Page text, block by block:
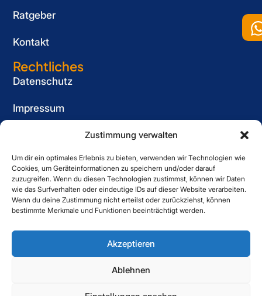
Zustimmung verwalten
Um dir ein optimales Erlebnis zu bieten, verwenden wir Technologien wie
Cookies, um Geräteinformationen zu speichern und/oder darauf
zuzugreifen. Wenn du diesen Technologien zustimmst, können wir Daten
wie das Surfverhalten oder eindeutige IDs auf dieser Website verarbeiten.
Wenn du deine Zustimmung nicht erteilst oder zurückziehst, können
bestimmte Merkmale und Funktionen beeinträchtigt werden.
Akzeptieren
Ablehnen
Ratgeber
Kontakt
Rechtliches
Datenschutz
Impressum
Cookie-Richtlinie (EU)
Informationspflicht
für Bewerber
Kontakt
Striewe Zeitarbeit GmbH
Forstweg 1, 31582 Nienburg
05021 6080060